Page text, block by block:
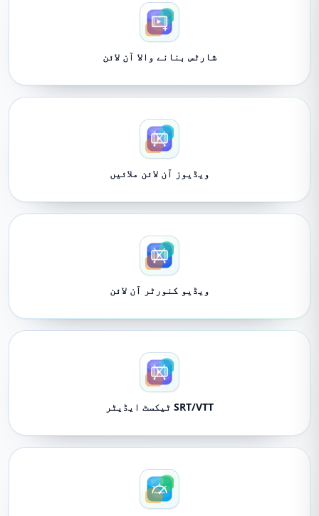
شارٹس بنانے والا آن لائن
ویڈیوز آن لائن ملائیں
ویڈیو کنورٹر آن لائن
SRT/VTT ٹیکسٹ ایڈیٹر